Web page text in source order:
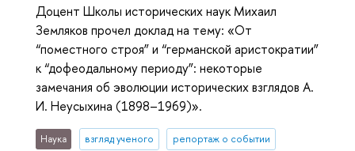
Доцент Школы исторических наук Михаил
Земляков прочел доклад на тему: «От
“поместного строя” и “германской аристократии”
к “дофеодальному периоду”: некоторые
замечания об эволюции исторических взглядов А.
И. Неусыхина (1898–1969)».
Наука взгляд ученого репортаж о событии